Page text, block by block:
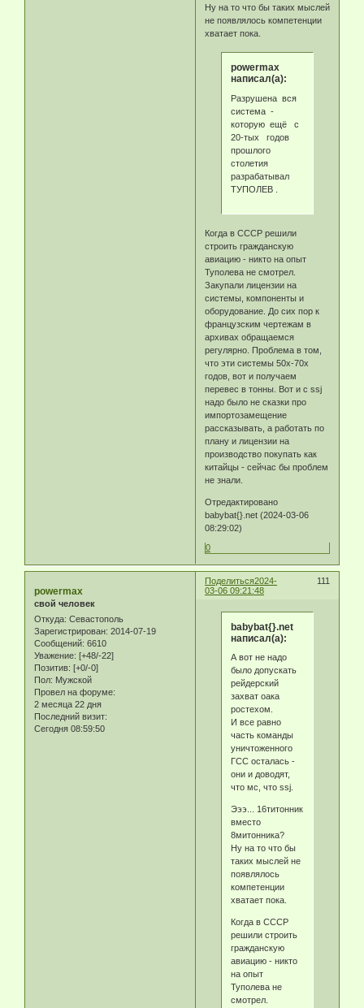
Ну на то что бы таких мыслей
не появлялось компетенции
хватает пока.
powermax
написал(а):
Разрушена вся
система -
которую ещё с
20-тых годов
прошлого
столетия
разрабатывал
ТУПОЛЕВ .
Когда в СССР решили
строить гражданскую
авиацию - никто на опыт
Туполева не смотрел.
Закупали лицензии на
системы, компоненты и
оборудование. До сих пор к
французским чертежам в
архивах обращаемся
регулярно. Проблема в том,
что эти системы 50х-70х
годов, вот и получаем
перевес в тонны. Вот и с ssj
надо было не сказки про
импортозамещение
рассказывать, а работать по
плану и лицензии на
производство покупать как
китайцы - сейчас бы проблем
не знали.
Отредактировано
babybat{}.net (2024-03-06
08:29:02)
0
Поделиться 111
2024-
03-06 09:21:48
powermax
свой человек
Откуда: Севастополь
Зарегистрирован: 2014-07-19
Сообщений: 6610
Уважение: [+48/-22]
Позитив: [+0/-0]
Пол: Мужской
Провел на форуме:
2 месяца 22 дня
Последний визит:
Сегодня 08:59:50
babybat{}.net
написал(а):
А вот не надо
было допускать
рейдерский
захват оака
ростехом.
И все равно
часть команды
уничтоженного
ГСС осталась -
они и доводят,
что мс, что ssj.
Эээ... 16титонник
вместо
8митонника?
Ну на то что бы
таких мыслей не
появлялось
компетенции
хватает пока.
Когда в СССР
решили строить
гражданскую
авиацию - никто
на опыт
Туполева не
смотрел.